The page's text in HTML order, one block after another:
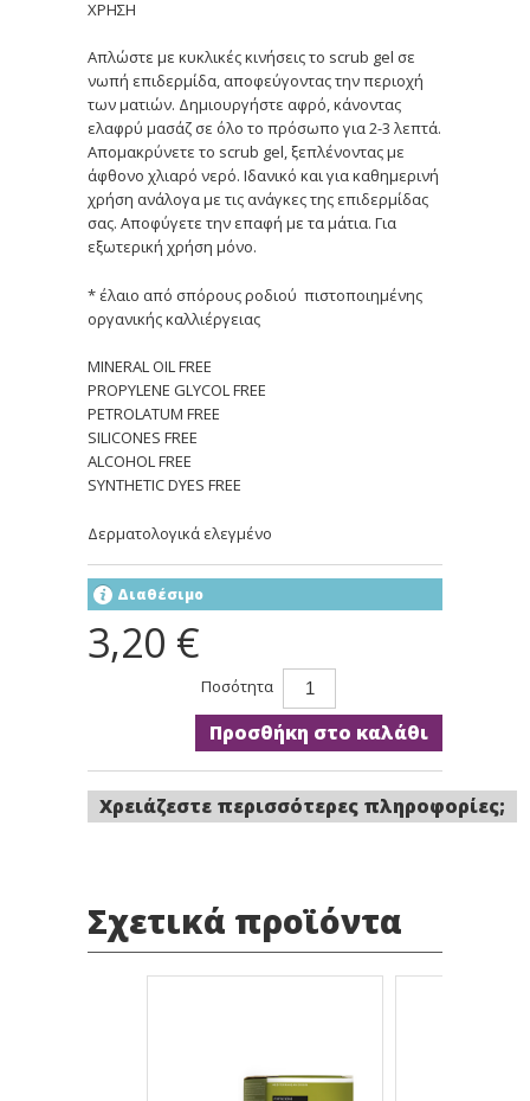
XΡΗΣΗ
Απλώστε με κυκλικές κινήσεις το scrub gel σε
νωπή επιδερμίδα, αποφεύγοντας την περιοχή
των ματιών. Δημιουργήστε αφρό, κάνοντας
ελαφρύ μασάζ σε όλο το πρόσωπο για 2-3 λεπτά.
Απομακρύνετε το scrub gel, ξεπλένοντας με
άφθονο χλιαρό νερό. Ιδανικό και για καθημερινή
χρήση ανάλογα με τις ανάγκες της επιδερμίδας
σας. Αποφύγετε την επαφή με τα μάτια. Για
εξωτερική χρήση μόνο.
* έλαιο από σπόρους ροδιού πιστοποιημένης
οργανικής καλλιέργειας
MINERAL OIL FREE
PROPYLENE GLYCOL FREE
PETROLATUM FREE
SILICONES FREE
ALCOHOL FREE
SYNTHETIC DYES FREE
Δερματολογικά ελεγμένο
Διαθέσιμο
3,20 €
Ποσότητα
Προσθήκη στο καλάθι
Χρειάζεστε περισσότερες πληροφορίες;
Σχετικά προϊόντα